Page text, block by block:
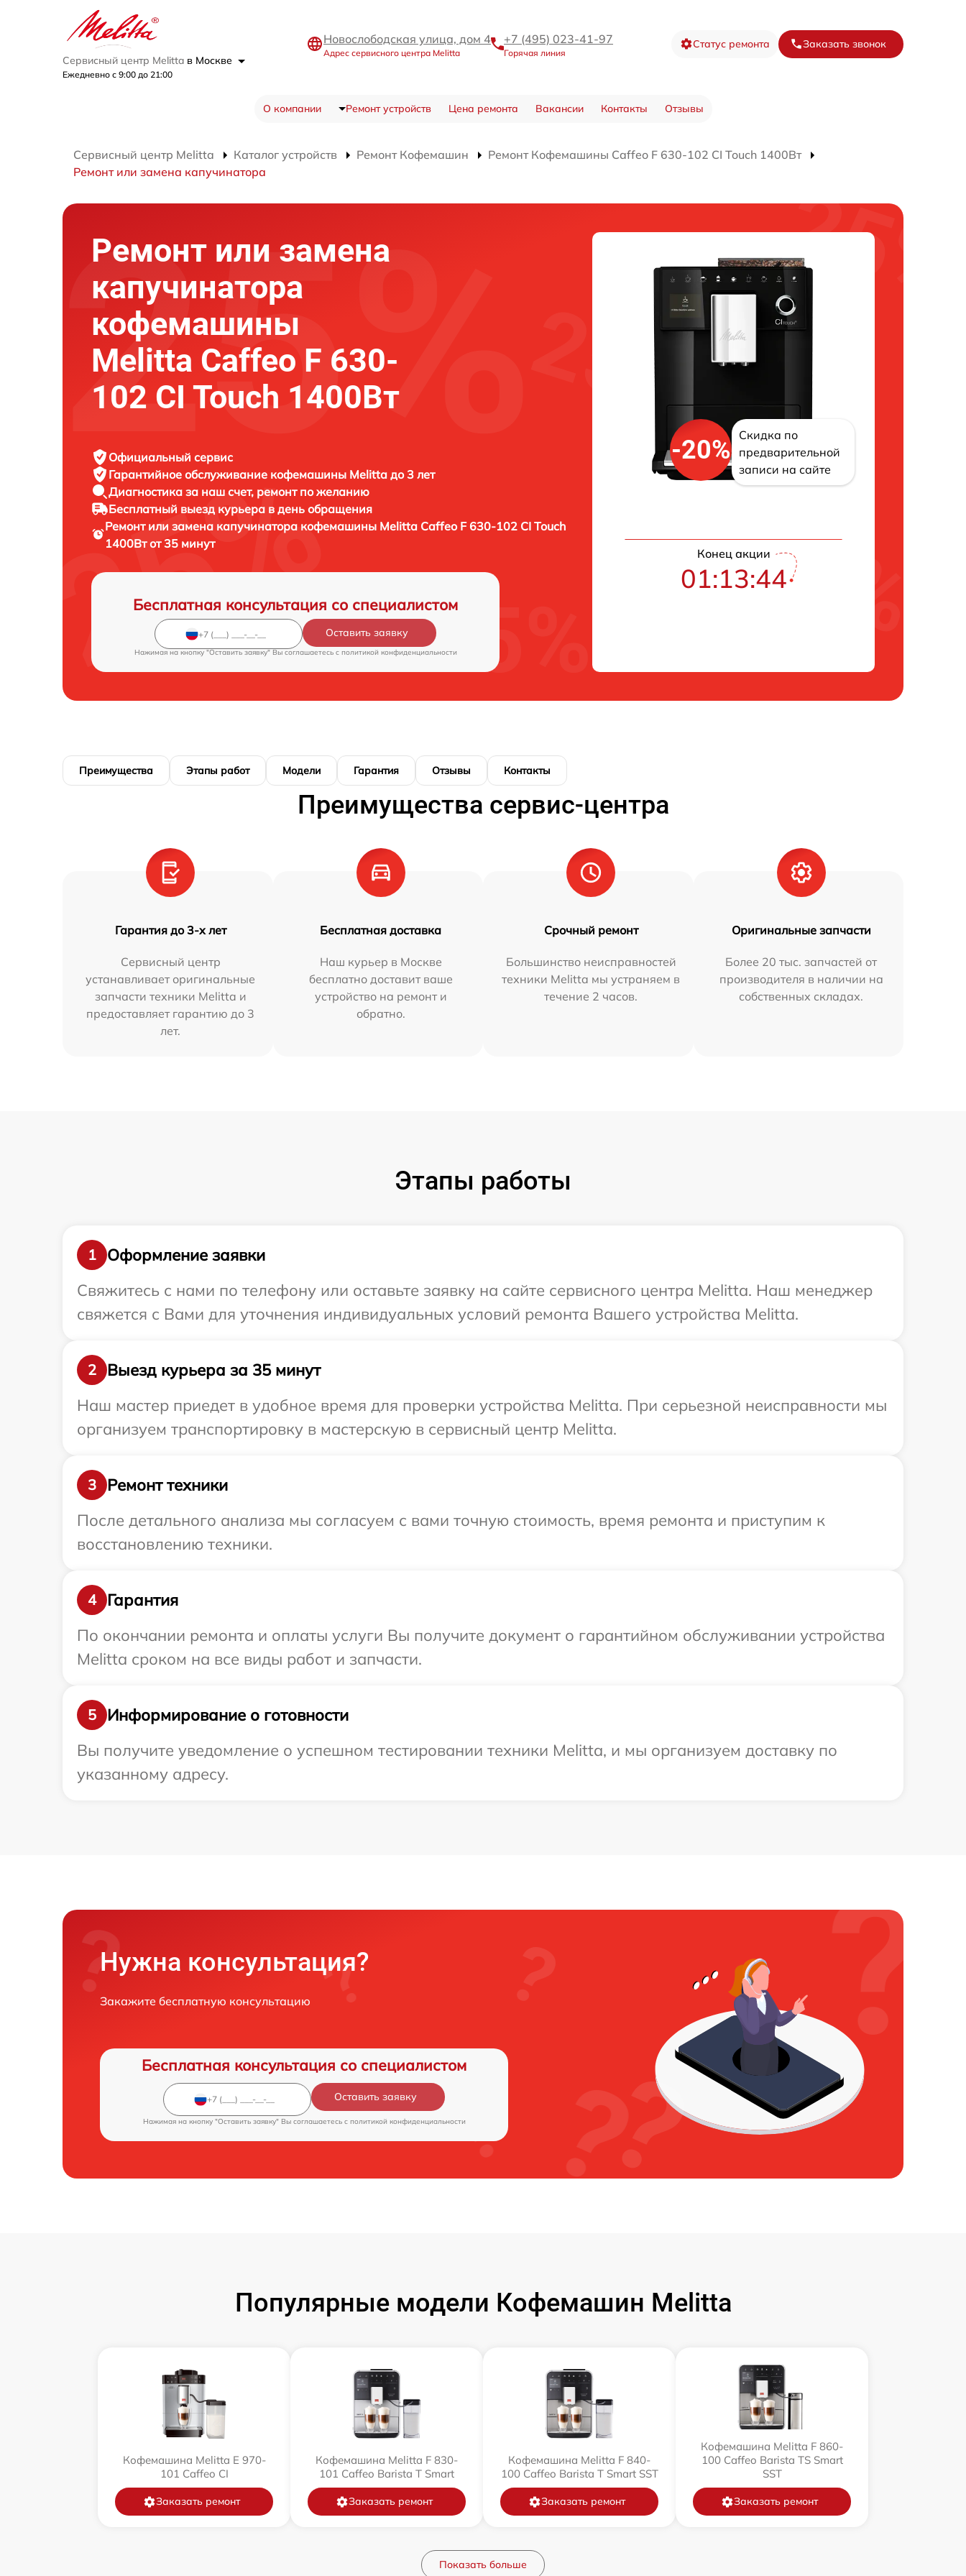
Сервисный центр Melitta в Москве
Ежедневно с 9:00 до 21:00
Новослободская улица, дом 4
Адрес сервисного центра Melitta
+7 (495) 023-41-97
Горячая линия
Статус ремонта Заказать звонок
О компании Ремонт устройств Цена ремонта Вакансии Контакты Отзывы
Сервисный центр Melitta Каталог устройств Ремонт Кофемашин
Ремонт Кофемашины Caffeo F 630-102 CI Touch 1400Вт
Ремонт или замена капучинатора
Ремонт или замена
капучинатора
кофемашины
Melitta Caffeo F 630-
102 CI Touch 1400Вт
Официальный сервис
Гарантийное обслуживание кофемашины Melitta до 3 лет
Диагностика за наш счет, ремонт по желанию
Бесплатный выезд курьера в день обращения
Ремонт или замена капучинатора кофемашины Melitta Caffeo F 630-102 CI Touch
1400Вт от 35 минут
Бесплатная консультация со специалистом
Оставить заявку
Нажимая на кнопку "Оставить заявку" Вы соглашаетесь c политикой конфиденциальности
-20%
Скидка по
предварительной
записи на сайте
Конец акции
01:13:43
Преимущества Этапы работ Модели Гарантия Отзывы Контакты
Преимущества сервис-центра
Гарантия до 3-х лет
Сервисный центр
устанавливает оригинальные
запчасти техники Melitta и
предоставляет гарантию до 3
лет.
Бесплатная доставка
Наш курьер в Москве
бесплатно доставит ваше
устройство на ремонт и
обратно.
Срочный ремонт
Большинство неисправностей
техники Melitta мы устраняем в
течение 2 часов.
Оригинальные запчасти
Более 20 тыс. запчастей от
производителя в наличии на
собственных складах.
Этапы работы
1
Оформление заявки
Свяжитесь с нами по телефону или оставьте заявку на сайте сервисного центра Melitta. Наш менеджер
свяжется с Вами для уточнения индивидуальных условий ремонта Вашего устройства Melitta.
2
Выезд курьера за 35 минут
Наш мастер приедет в удобное время для проверки устройства Melitta. При серьезной неисправности мы
организуем транспортировку в мастерскую в сервисный центр Melitta.
3
Ремонт техники
После детального анализа мы согласуем с вами точную стоимость, время ремонта и приступим к
восстановлению техники.
4
Гарантия
По окончании ремонта и оплаты услуги Вы получите документ о гарантийном обслуживании устройства
Melitta сроком на все виды работ и запчасти.
5
Информирование о готовности
Вы получите уведомление о успешном тестировании техники Melitta, и мы организуем доставку по
указанному адресу.
Нужна консультация?
Закажите бесплатную консультацию
Бесплатная консультация со специалистом
Оставить заявку
Нажимая на кнопку "Оставить заявку" Вы соглашаетесь c политикой конфиденциальности
Популярные модели Кофемашин Melitta
Кофемашина Melitta Е 970-
101 Caffeo CI
Заказать ремонт
Кофемашина Melitta F 830-
101 Caffeo Barista T Smart
Заказать ремонт
Кофемашина Melitta F 840-
100 Caffeo Barista T Smart SST
Заказать ремонт
Кофемашина Melitta F 860-
100 Caffeo Barista TS Smart
SST
Заказать ремонт
Показать больше